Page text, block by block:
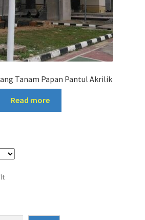
Tanam Papan Pantul Akrilik
Read more